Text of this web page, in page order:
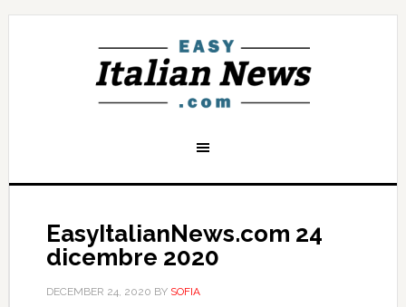
EasyItalianNews.com 24
dicembre 2020
DECEMBER 24, 2020 BY SOFIA